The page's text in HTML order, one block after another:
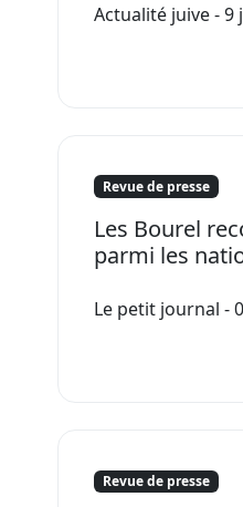
Actualité juive - 9
Revue de presse
Les Bourel
parmi les
Le petit journal -
Revue de presse